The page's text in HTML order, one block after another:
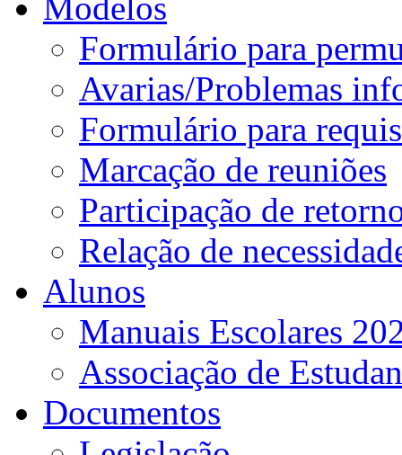
Modelos
Formulário para
Avarias/Problemas
Formulário para
Marcação de reuniões
Participação de
Relação de
Alunos
Manuais Escolares
Associação de
Documentos